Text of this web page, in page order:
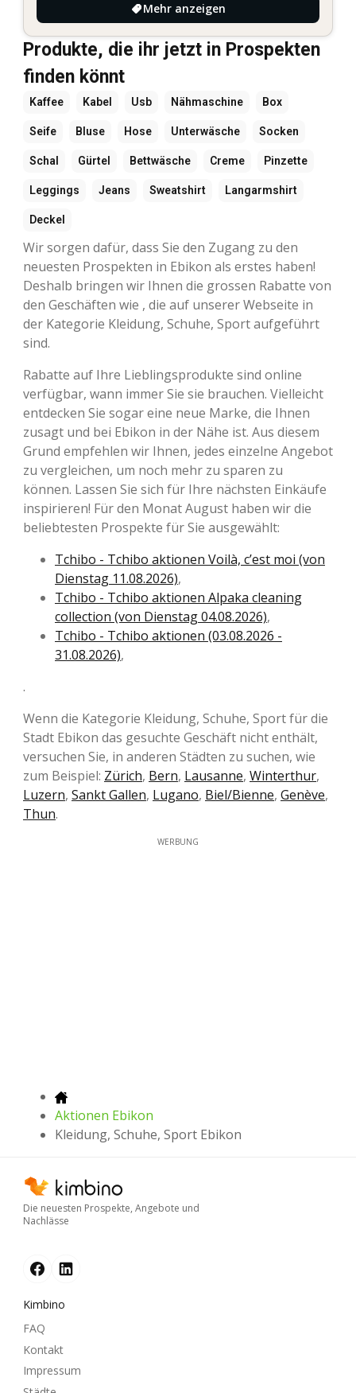
Mehr anzeigen
Produkte, die ihr jetzt in Prospekten
finden könnt
Kaffee Kabel Usb Nähmaschine Box
Seife Bluse Hose Unterwäsche Socken
Schal Gürtel Bettwäsche Creme Pinzette
Leggings Jeans Sweatshirt Langarmshirt
Deckel
Wir sorgen dafür, dass Sie den Zugang zu den
neuesten Prospekten in Ebikon als erstes haben!
Deshalb bringen wir Ihnen die grossen Rabatte von
den Geschäften wie , die auf unserer Webseite in
der Kategorie Kleidung, Schuhe, Sport aufgeführt
sind.
Rabatte auf Ihre Lieblingsprodukte sind online
verfügbar, wann immer Sie sie brauchen. Vielleicht
entdecken Sie sogar eine neue Marke, die Ihnen
zusagt und bei Ebikon in der Nähe ist. Aus diesem
Grund empfehlen wir Ihnen, jedes einzelne Angebot
zu vergleichen, um noch mehr zu sparen zu
können. Lassen Sie sich für Ihre nächsten Einkäufe
inspirieren! Für den Monat August haben wir die
beliebtesten Prospekte für Sie ausgewählt:
Tchibo - Tchibo aktionen Voilà, c’est moi (von
Dienstag 11.08.2026),
Tchibo - Tchibo aktionen Alpaka cleaning
collection (von Dienstag 04.08.2026),
Tchibo - Tchibo aktionen (03.08.2026 -
31.08.2026),
.
Wenn die Kategorie Kleidung, Schuhe, Sport für die
Stadt Ebikon das gesuchte Geschäft nicht enthält,
versuchen Sie, in anderen Städten zu suchen, wie
zum Beispiel: Zürich, Bern, Lausanne, Winterthur,
Luzern, Sankt Gallen, Lugano, Biel/Bienne, Genève,
Thun.
WERBUNG
Aktionen Ebikon
Kleidung, Schuhe, Sport Ebikon
Die neuesten Prospekte, Angebote und
Nachlässe
Kimbino
FAQ
Kontakt
Impressum